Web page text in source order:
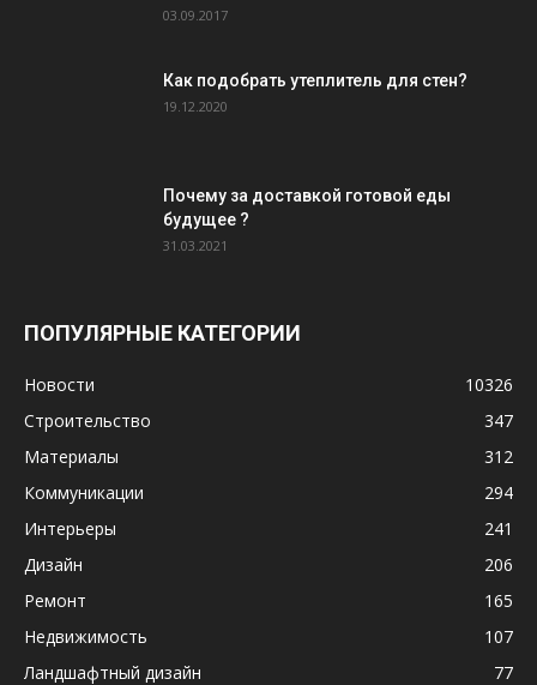
03.09.2017
Как подобрать утеплитель для стен?
19.12.2020
Почему за доставкой готовой еды
будущее ?
31.03.2021
ПОПУЛЯРНЫЕ КАТЕГОРИИ
Новости
10326
Строительство
347
Материалы
312
Коммуникации
294
Интерьеры
241
Дизайн
206
Ремонт
165
Недвижимость
107
Ландшафтный дизайн
77